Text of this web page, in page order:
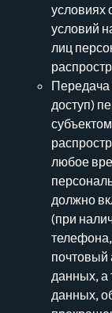
условиях
условий
лиц
Передача
доступ)
любое
должно
(при
почтовый
данных, а
данных,